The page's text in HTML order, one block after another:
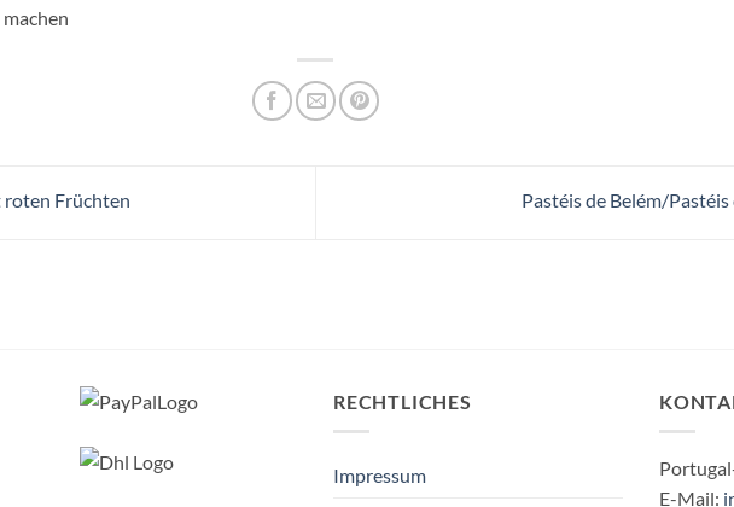
roten Früchten Pastéis de Belém/
RECHTLICHES
Impressum
E-Mail: